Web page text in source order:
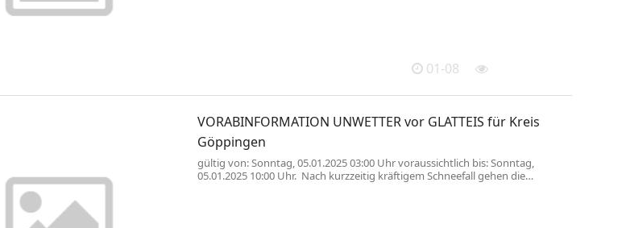
01-08
VORABINFORMATION UNWETTER vor GLATTEIS für Kreis
Göppingen
gültig von: Sonntag, 05.01.2025 03:00 Uhr voraussichtlich bis: Sonntag,
05.01.2025 10:00 Uhr. Nach kurzzeitig kräftigem Schneefall gehen die